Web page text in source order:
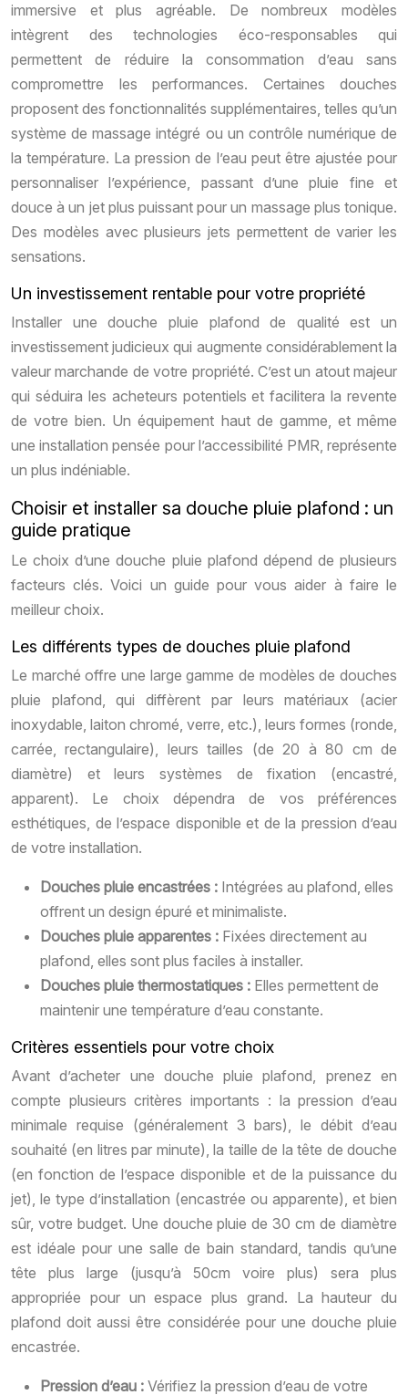
immersive et plus agréable. De nombreux modèles
intègrent des technologies éco-responsables qui
permettent de réduire la consommation d’eau sans
compromettre les performances. Certaines douches
proposent des fonctionnalités supplémentaires, telles qu’un
système de massage intégré ou un contrôle numérique de
la température. La pression de l’eau peut être ajustée pour
personnaliser l’expérience, passant d’une pluie fine et
douce à un jet plus puissant pour un massage plus tonique.
Des modèles avec plusieurs jets permettent de varier les
sensations.
Un investissement rentable pour votre propriété
Installer une douche pluie plafond de qualité est un
investissement judicieux qui augmente considérablement la
valeur marchande de votre propriété. C’est un atout majeur
qui séduira les acheteurs potentiels et facilitera la revente
de votre bien. Un équipement haut de gamme, et même
une installation pensée pour l’accessibilité PMR, représente
un plus indéniable.
Choisir et installer sa douche pluie plafond : un
guide pratique
Le choix d’une douche pluie plafond dépend de plusieurs
facteurs clés. Voici un guide pour vous aider à faire le
meilleur choix.
Les différents types de douches pluie plafond
Le marché offre une large gamme de modèles de douches
pluie plafond, qui diffèrent par leurs matériaux (acier
inoxydable, laiton chromé, verre, etc.), leurs formes (ronde,
carrée, rectangulaire), leurs tailles (de 20 à 80 cm de
diamètre) et leurs systèmes de fixation (encastré,
apparent). Le choix dépendra de vos préférences
esthétiques, de l’espace disponible et de la pression d’eau
de votre installation.
Douches pluie encastrées : Intégrées au plafond, elles
offrent un design épuré et minimaliste.
Douches pluie apparentes : Fixées directement au
plafond, elles sont plus faciles à installer.
Douches pluie thermostatiques : Elles permettent de
maintenir une température d’eau constante.
Critères essentiels pour votre choix
Avant d’acheter une douche pluie plafond, prenez en
compte plusieurs critères importants : la pression d’eau
minimale requise (généralement 3 bars), le débit d’eau
souhaité (en litres par minute), la taille de la tête de douche
(en fonction de l’espace disponible et de la puissance du
jet), le type d’installation (encastrée ou apparente), et bien
sûr, votre budget. Une douche pluie de 30 cm de diamètre
est idéale pour une salle de bain standard, tandis qu’une
tête plus large (jusqu’à 50cm voire plus) sera plus
appropriée pour un espace plus grand. La hauteur du
plafond doit aussi être considérée pour une douche pluie
encastrée.
Pression d’eau : Vérifiez la pression d’eau de votre